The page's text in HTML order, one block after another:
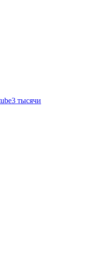
3 тысячи